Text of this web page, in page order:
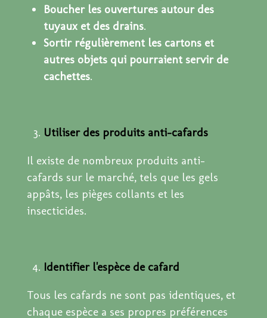
Boucher les ouvertures autour des
tuyaux et des drains.
Sortir régulièrement les cartons et
autres objets qui pourraient servir de
cachettes.
Utiliser des produits anti-cafards
Il existe de nombreux produits anti-
cafards sur le marché, tels que les gels
appâts, les pièges collants et les
insecticides.
Identifier l'espèce de cafard
Tous les cafards ne sont pas identiques, et
chaque espèce a ses propres préférences